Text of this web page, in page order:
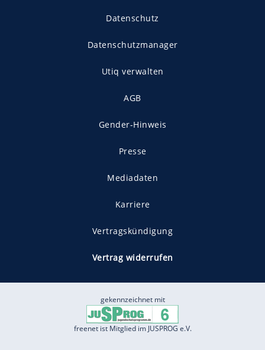
Datenschutz
Datenschutzmanager
Utiq verwalten
AGB
Gender-Hinweis
Presse
Mediadaten
Karriere
Vertragskündigung
Vertrag widerrufen
gekennzeichnet mit
freenet ist Mitglied im JUSPROG e.V.